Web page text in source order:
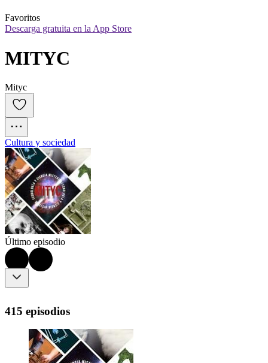
Favoritos
Descarga gratuita en la App Store
MITYC
Mityc
Cultura y sociedad
Último episodio
415 episodios